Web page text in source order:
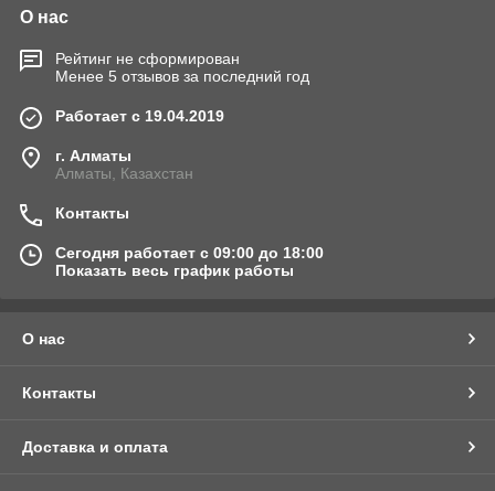
О нас
Рейтинг не сформирован
Менее 5 отзывов за последний год
Работает с 19.04.2019
г. Алматы
Алматы, Казахстан
Контакты
Сегодня работает с 09:00 до 18:00
Показать весь график работы
О нас
Контакты
Доставка и оплата